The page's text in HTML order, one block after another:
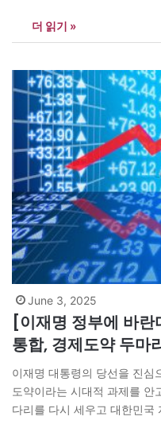
마음을 흔들 수는 있어도, 좋
실입니다. 최근 시장은 하루…
더 읽기 »
June 3, 2025
[이재명 정부에 바
통합, 경제도약 두마
이재명 대통령의 당선을 진심
도약이라는 시대적 과제를
다리를 다시 세우고 대한민국